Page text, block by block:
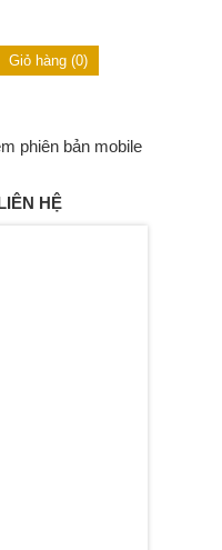
Giỏ hàng (0)
phiên bản mobile
HỆ